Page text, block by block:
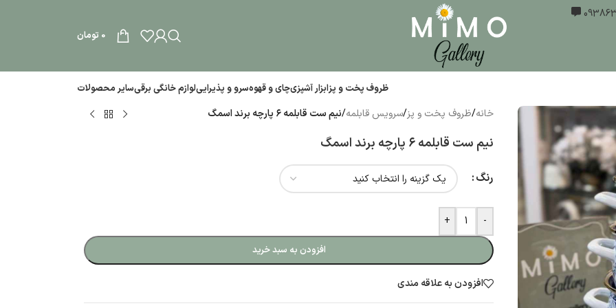
0 تومان
ظروف پخت و پزابزار آشپزیچای و قهوهسرو و پذیراییلوازم خانگی برقیسایر محصولات
خانه/ظروف پخت و پز/سرویس قابلمه/نیم ست قابلمه ۶ پارچه برند اسمگ
نیم ست قابلمه ۶ پارچه برند اسمگ
رنگ
-
+
افزودن به سبد خرید
افزودن به علاقه مندی